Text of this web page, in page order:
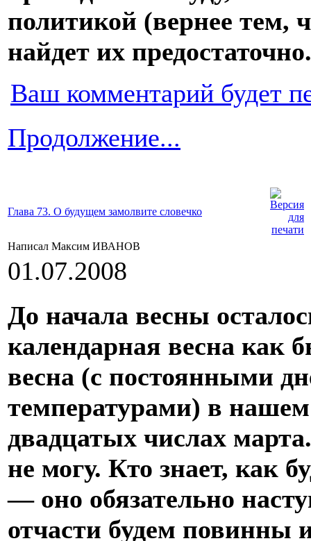
политикой (вернее тем,
найдет их предостаточно.
Ваш комментарий будет
Продолжение...
Глава 73. О будущем замолвите словечко
Написал Максим ИВАНОВ
01.07.2008
До начала весны
календарная весна как
весна (с постоянными
температурами) в
двадцатых числах
не могу. Кто знает, как
― оно обязательно
отчасти будем